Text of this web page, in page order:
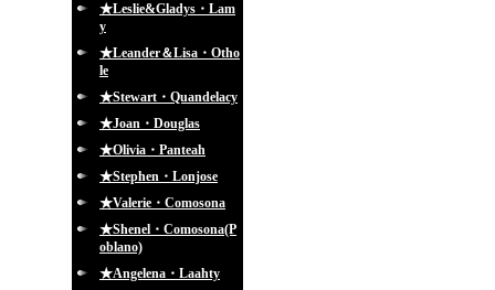
★Leslie&Gladys・Lam
y
★Leander＆Lisa・Otho
le
★Stewart・Quandelacy
★Joan・Douglas
★Olivia・Panteah
★Stephen・Lonjose
★Valerie・Comosona
★Shenel・Comosona(P
oblano)
★Angelena・Laahty